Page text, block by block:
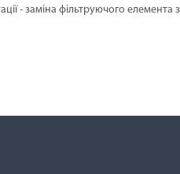
- заміна фільтруючого